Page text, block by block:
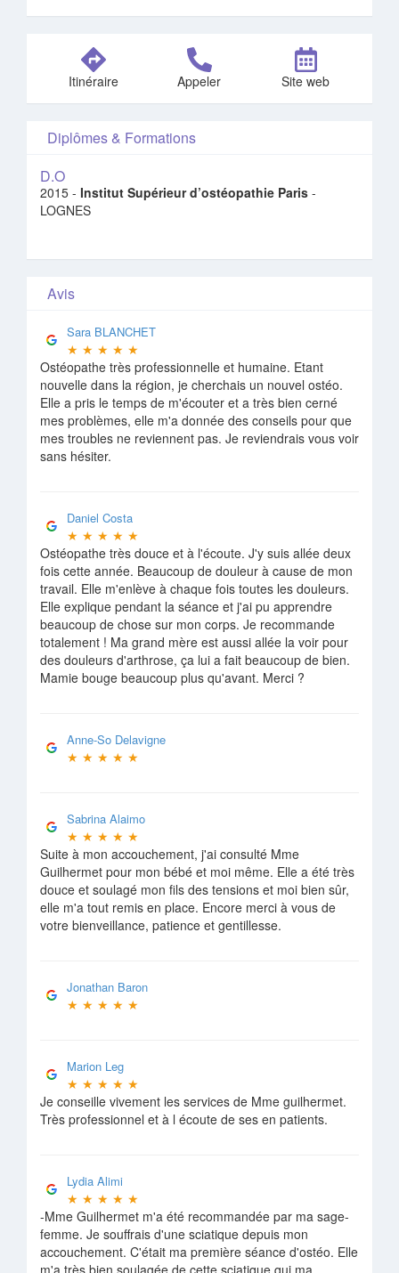
Itinéraire Appeler Site web
Diplômes & Formations
D.O
2015 - Institut Supérieur d’ostéopathie Paris -
LOGNES
Avis
Sara BLANCHET
★ ★ ★ ★ ★
Ostéopathe très professionnelle et humaine. Etant
nouvelle dans la région, je cherchais un nouvel ostéo.
Elle a pris le temps de m'écouter et a très bien cerné
mes problèmes, elle m'a donnée des conseils pour que
mes troubles ne reviennent pas. Je reviendrais vous voir
sans hésiter.
Daniel Costa
★ ★ ★ ★ ★
Ostéopathe très douce et à l'écoute. J'y suis allée deux
fois cette année. Beaucoup de douleur à cause de mon
travail. Elle m'enlève à chaque fois toutes les douleurs.
Elle explique pendant la séance et j'ai pu apprendre
beaucoup de chose sur mon corps. Je recommande
totalement ! Ma grand mère est aussi allée la voir pour
des douleurs d'arthrose, ça lui a fait beaucoup de bien.
Mamie bouge beaucoup plus qu'avant. Merci ?
Anne-So Delavigne
★ ★ ★ ★ ★
Sabrina Alaimo
★ ★ ★ ★ ★
Suite à mon accouchement, j'ai consulté Mme
Guilhermet pour mon bébé et moi même. Elle a été très
douce et soulagé mon fils des tensions et moi bien sûr,
elle m'a tout remis en place. Encore merci à vous de
votre bienveillance, patience et gentillesse.
Jonathan Baron
★ ★ ★ ★ ★
Marion Leg
★ ★ ★ ★ ★
Je conseille vivement les services de Mme guilhermet.
Très professionnel et à l écoute de ses en patients.
Lydia Alimi
★ ★ ★ ★ ★
-Mme Guilhermet m'a été recommandée par ma sage-
femme. Je souffrais d'une sciatique depuis mon
accouchement. C'était ma première séance d'ostéo. Elle
m'a très bien soulagée de cette sciatique qui ma